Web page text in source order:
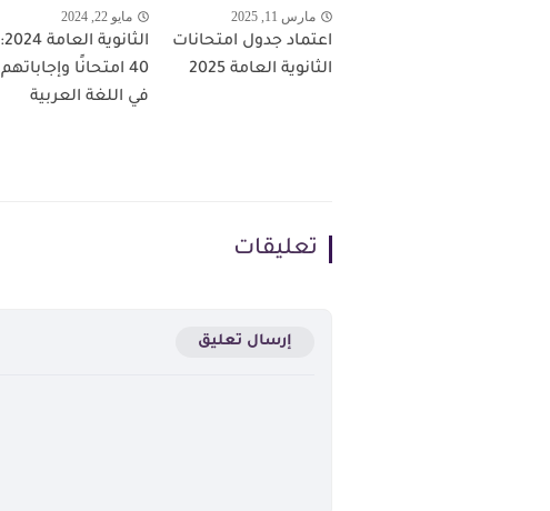
مارس 11, 2025
اعتماد جدول امتحانات
الثانوية العامة 2025
مايو 22, 2024
الثانوية العامة 2024:
40 امتحانًا وإجاباتهم
في اللغة العربية
تعليقات
إرسال تعليق